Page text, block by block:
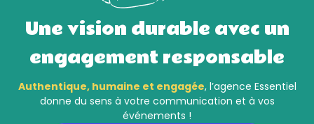
Une vision durable avec un
engagement responsable
Authentique, humaine et engagée, l’agence Essentiel
donne du sens à votre communication et à vos
événements !